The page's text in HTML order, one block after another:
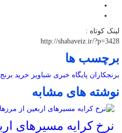
لینک کوتاه :
http://shabaveiz.ir/?p=3428
برچسب ها
برنجکاران پایگاه خبری شباویز خرید برنج
نوشته های مشابه
نرخ کرایه مسیرهای